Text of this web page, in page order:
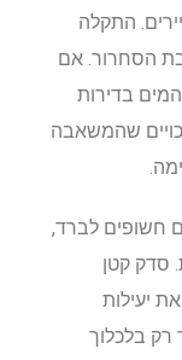
התקלה
הסחרור. אם
בדירות
שהמשאבה
לברד,
קטן
יעילות
בלכלוך